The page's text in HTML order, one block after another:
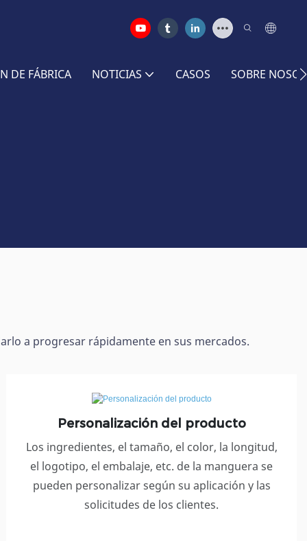
DE FÁBRICA NOTICIAS CASOS SOBRE
a progresar rápidamente en sus mercados.
Personalización del producto
​​​​​​​​​​​​​​Los ingredientes, el tamaño, el color, la longitud,
el logotipo, el embalaje, etc. de la manguera se
pueden personalizar según su aplicación y las
solicitudes de los clientes.